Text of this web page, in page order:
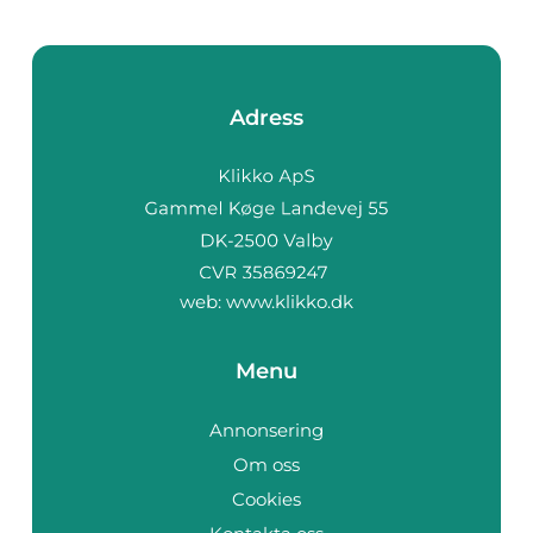
Adress
web: www.klikko.dk
Menu
Annonsering
Om oss
Cookies